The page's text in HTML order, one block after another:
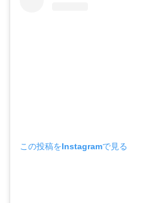
この投稿をInstagramで見る